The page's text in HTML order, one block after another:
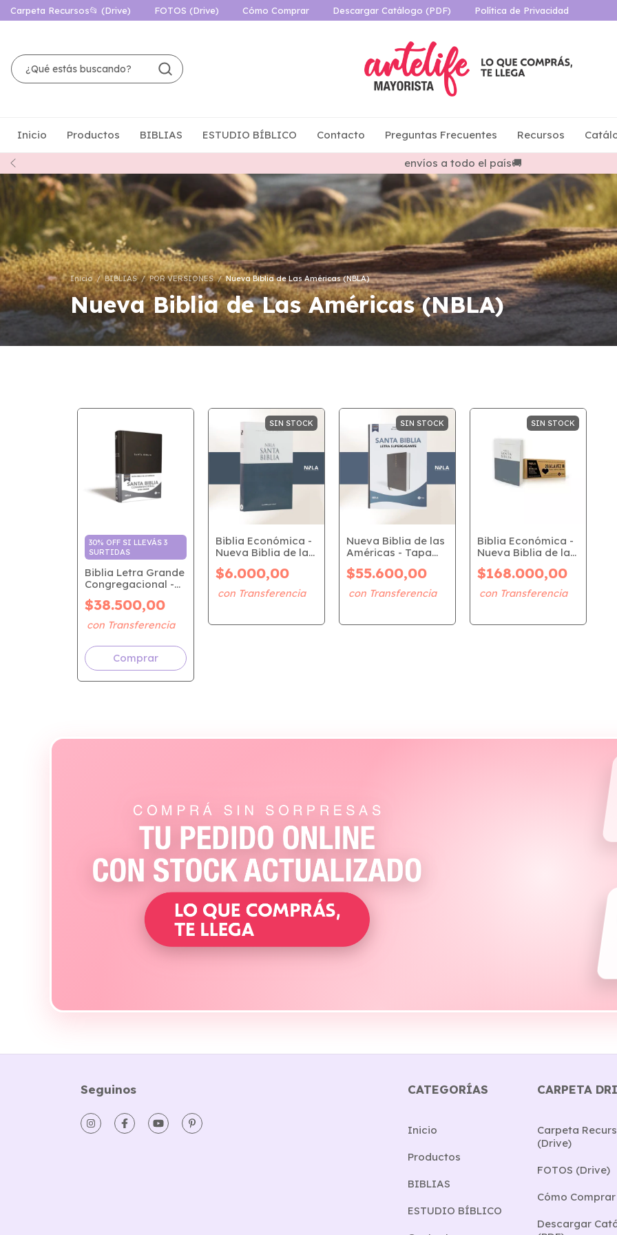
Carpeta Recursos📂 (Drive) FOTOS (Drive) Cómo Comprar Descargar Catálogo (PDF) Política de Privacidad
envíos a todo el país🚚
Inicio Productos BIBLIAS ESTUDIO BÍBLICO Contacto Preguntas Frecuentes Recursos
Inicio / BIBLIAS / POR VERSIONES / Nueva Biblia de Las Américas (NBLA)
Nueva Biblia de Las Américas (NBLA)
30% OFF SI LLEVÁS 3
SURTIDAS
Biblia Letra Grande
Congregacional -
Tapa Dura (NBLA)
$38.500,00
SIN STOCK
Biblia Económica -
Nueva Biblia de las
$6.000,00
SIN STOCK
Nueva Biblia de las
Américas - Tapa
Gigante (NBLA)
$55.600,00
SIN STOCK
Biblia Económica -
Nueva Biblia de las
Américas (NBLA) |
Caja CERRADA x28u
$168.000,00
Seguinos CATEGORÍAS
Inicio
Productos
BIBLIAS
ESTUDIO BÍBLICO
CARPETA
Carpeta
(Drive)
FOTOS (Drive)
Cómo Comprar
Descargar